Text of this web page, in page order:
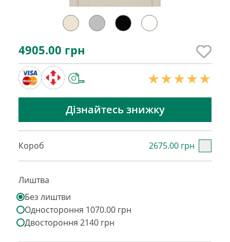
4905.00 грн
Дізнайтесь знижку
Короб 2675.00 грн
Лиштва
Без лиштви
Одностороння 1070.00 грн
Двостороння 2140 грн